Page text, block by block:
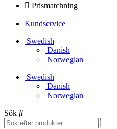
Prismatchning
Kundservice
Swedish
Danish
Norwegian
Swedish
Danish
Norwegian
Sök